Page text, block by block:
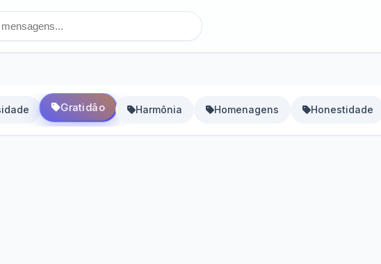
Gratidão Harmônia Homenagens Honestidade